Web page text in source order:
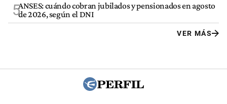
5ANSES: cuándo cobran jubilados y pensionados en agosto
de 2026, según el DNI
VER MÁS